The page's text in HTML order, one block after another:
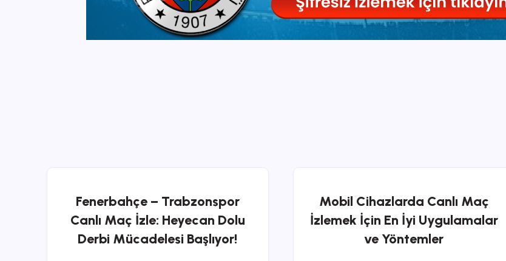
Fenerbahçe – Trabzonspor
Canlı Maç İzle: Heyecan Dolu
Derbi Mücadelesi Başlıyor!
Mobil Cihazlarda Canlı Maç
İzlemek İçin En İyi Uygulamalar
ve Yöntemler